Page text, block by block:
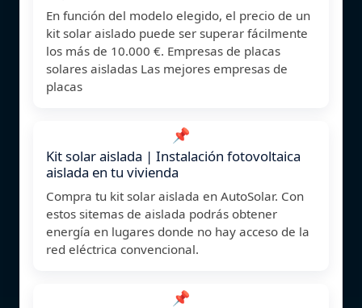
En función del modelo elegido, el precio de un
kit solar aislado puede ser superar fácilmente
los más de 10.000 €. Empresas de placas
solares aisladas Las mejores empresas de
placas
📌
Kit solar aislada | Instalación fotovoltaica
aislada en tu vivienda
Compra tu kit solar aislada en AutoSolar. Con
estos sitemas de aislada podrás obtener
energía en lugares donde no hay acceso de la
red eléctrica convencional.
📌